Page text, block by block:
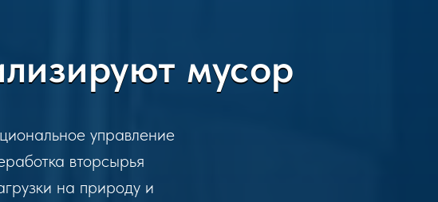
мусор
управление
вторсырья
на природу и